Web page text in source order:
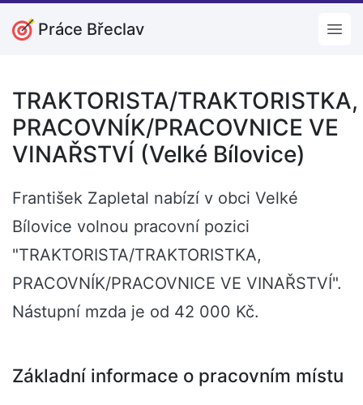
Práce Břeclav
TRAKTORISTA/TRAKTORISTKA,
PRACOVNÍK/PRACOVNICE VE
VINAŘSTVÍ (Velké Bílovice)
František Zapletal nabízí v obci Velké
Bílovice volnou pracovní pozici
"TRAKTORISTA/TRAKTORISTKA,
PRACOVNÍK/PRACOVNICE VE VINAŘSTVÍ".
Nástupní mzda je od 42 000 Kč.
Základní informace o pracovním místu